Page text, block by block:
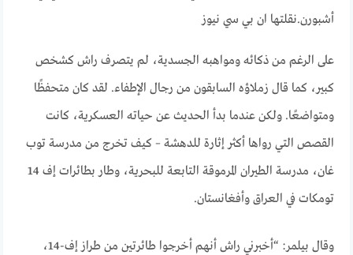
أشبورن.نقلتها ان بي سي نيوز
على الرغم من ذكائه ومواهبه الجسدية، لم يتصرف راش كشخص
كبير، كما قال زملاؤه السابقون من رجال الإطفاء. لقد كان متحفظًا
ومتواضعًا. ولكن عندما بدأ الحديث عن حياته العسكرية، كانت
القصص التي رواها أكثر إثارة للدهشة – كيف تخرج من مدرسة توب
غان، مدرسة الطيران المرموقة التابعة للبحرية، وطار بطائرات إف 14
تومكات في العراق وأفغانستان.
وقال بيلمر: “أخبرني راش أنهم أخرجوا طائرتين من طراز إف-14،